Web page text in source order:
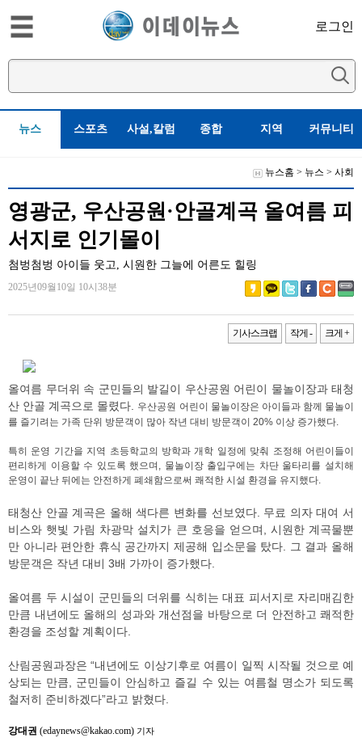
로그인
뉴스 스포츠 사설,칼럼 종합 지역 커뮤니티
뉴스홈 > 뉴스 > 사회
영광군, 우산공원·안골계곡 올여름 피
서지로 인기몰이
첨벙첨벙 아이들 웃고, 시원한 그늘에 어른도 힐링
2025년09월10일 10시38분
기사스크랩 작게 - 크게 +
올여름 무더위 속 군민들의 발길이 우산공원 어린이 물놀이장과 태청
산 안골 계곡으로 몰렸다. 우산공원 어린이 물놀이장은 아이들과 함께 물놀이
를 즐기려는 가족 단위 방문객이 많아 작년 대비 방문객이 20% 이상 증가했다.
특히 운영 기간을 지역 초등학교의 방학과 개학 일정에 맞춰 조정해 어린이들이
편리하게 이용할 수 있도록 했으며, 물놀이장 출입구에는 차단 울타리를 설치해
운영이 끝난 뒤에는 안전하게 폐쇄함으로써 쾌적한 시설 환경을 유지했다.
태청산 안골 계곡은 올해 색다른 변화를 선보였다. 무료 의자 대여 서
비스와 햇빛 가림 차광막 설치가 큰 호응을 얻으며, 시원한 계곡물뿐
만 아니라 편안한 휴식 공간까지 제공해 입소문을 탔다. 그 결과 올해
방문객은 작년 대비 3배 가까이 증가했다.
올여름 두 시설이 군민들의 더위를 식히는 대표 피서지로 자리매김한
만큼 내년에도 올해의 성과와 개선점을 바탕으로 더 안전하고 쾌적한
환경을 조성할 계획이다.
산림공원과장은 “내년에도 이상기후로 여름이 일찍 시작될 것으로 예
상되는 만큼, 군민들이 안심하고 즐길 수 있는 여름철 명소가 되도록
철저히 준비하겠다”라고 밝혔다.
강대권 (edaynews@kakao.com) 기자